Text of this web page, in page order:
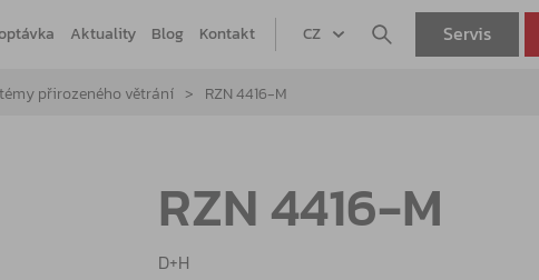
Aktuality Blog Kontakt CZ Servis
přirozeného větrání RZN 4416-M
RZN 4416-M
D+H